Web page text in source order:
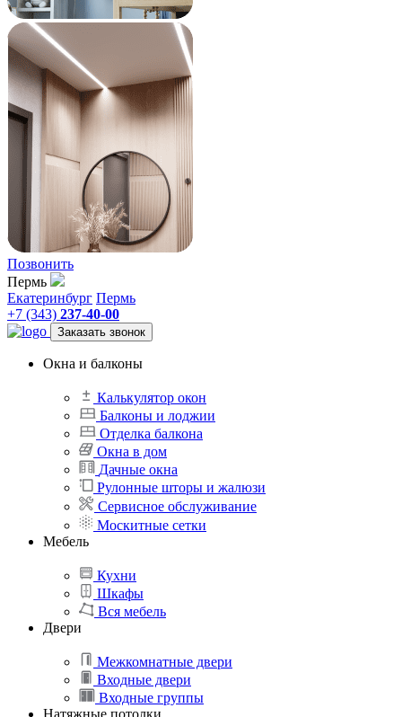
Позвонить
Пермь
Екатеринбург Пермь
+7 (343) 237-40-00
Заказать звонок
Окна и балконы
Калькулятор окон
Балконы и лоджии
Отделка балкона
Окна в дом
Дачные окна
Рулонные шторы и жалюзи
Сервисное обслуживание
Москитные сетки
Мебель
Кухни
Шкафы
Вся мебель
Двери
Межкомнатные двери
Входные двери
Входные группы
Натяжные потолки